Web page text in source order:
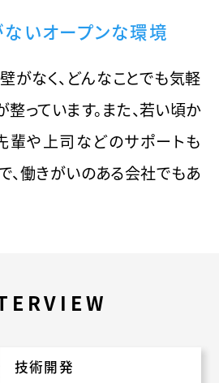
いオープンな環境
がなく、どんなことでも気軽
っています。また、若い頃か
輩や上司などのサポートも
、働きがいのある会社でもあ
技術開発